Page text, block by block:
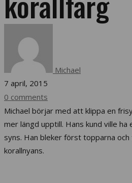
intensiv
korallfärg
Michael
7 april, 2015
0 comments
Michael börjar med att klippa en
mer längd upptill. Hans kund ville ha
syns. Han bleker först topparna
korallnyans.